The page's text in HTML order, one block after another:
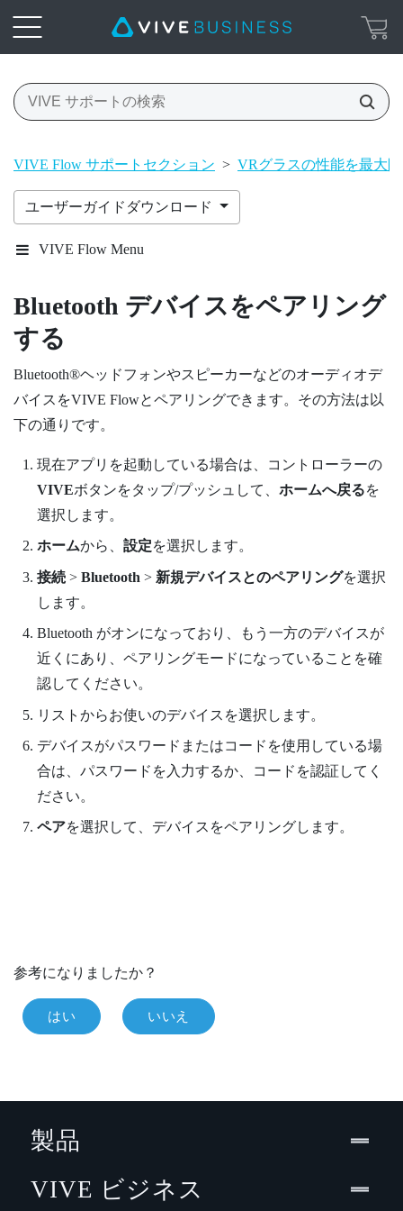
VIVE Flow サポートセクション > VRグラスの性能を最大
ユーザーガイドダウンロード
VIVE Flow Menu
Bluetooth デバイスをペアリング
する
Bluetooth®ヘッドフォンやスピーカーなどのオーディオデ
バイスをVIVE Flowとペアリングできます。その方法は以
下の通りです。
現在アプリを起動している場合は、コントローラーの
VIVEボタンをタップ/プッシュして、 ホームへ戻るを
選択します。
ホームから、 設定を選択します。
接続> Bluetooth > 新規デバイスとのペアリングを選択
します。
Bluetooth がオンになっており、もう一方のデバイスが
近くにあり、ペアリングモードになっていることを確
認してください。
リストからお使いのデバイスを選択します。
デバイスがパスワードまたはコードを使用している場
合は、パスワードを入力するか、コードを認証してく
ださい。
ペアを選択して、デバイスをペアリングします。
参考になりましたか？
はい いいえ
製品
VIVE ビジネス